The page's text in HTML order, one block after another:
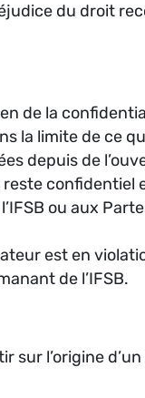
du droit
de la
la limite de ce
depuis de
reste confidentiel
ou aux
est en
de l’IFSB.
sur l’origine